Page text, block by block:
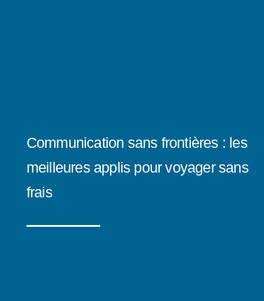
Communication sans frontières : les
meilleures applis pour voyager sans
frais